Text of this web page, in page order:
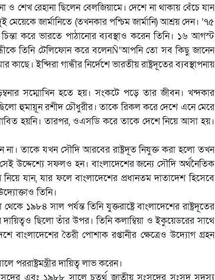
শেখ রেহানা ছিলেন বেলজিয়ামে। দেশে না থাকায় বেঁচে যান
জার্মানিতে (তখনকার পশ্চিম জার্মানি) আশ্রয় দেন। ’৭৫
করে ভারতে পাঠানোর ব্যবস্থাও করেন তিনি। ১৬ আগস্ট
তিনি টেলিফোন করে বলেনÑ‘আপনি তো সব কিছু জানেন
ইন্দিরা গান্ধীর নির্দেশে ভারতীয় রাষ্ট্রদূতের ব্যবস্থাপনায়
সম্মোখিন হতে হয়। সংকটে পড়ে তার জীবন। খন্দকার
হুমায়ূন রশীদ চৌধুরীর। তাকে রিকল করে দেশে এনে মেরে
হয়নি। তারপর, ওএসডি করে তাকে দেশে নিয়ে আসা হয়।
তাকে যখন সৌদি আরবের রাষ্ট্রদূত নিযুক্ত করা হলো তখন
সেই উদ্দেশ্যে সফলও হন। বাংলাদেশের জন্যে সৌদি অর্থনৈতিক
যান, যার ফলে বাংলাদেশের প্রধানতম দাতাদেশ হিসেবে
তিনি।
১৯৮৪ সাল পর্যন্ত তিনি যুক্তরাষ্ট্রে বাংলাদেশের রাষ্ট্রদূতের
ছিলো তাঁর উপর। তিনি কলাম্বিয়া ও ইকুয়েডরের সাথে
বাংলাদেশের তৈরী পোশাক রপ্তানীর ক্ষেত্রেও উদ্যোগ গ্রহন
দায়িত্ব লাভ করেন।